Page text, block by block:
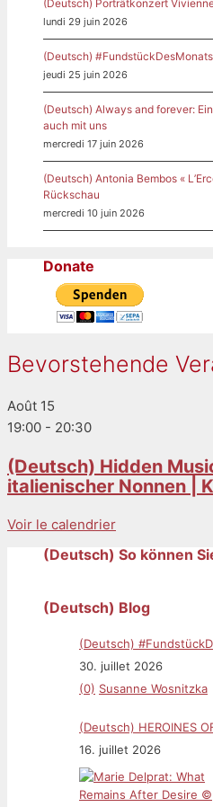
(Deutsch) Porträtkonzert
lundi 29 juin 2026
(Deutsch)
jeudi 25 juin 2026
(Deutsch) Always and forever:
auch mit uns
mercredi 17 juin 2026
(Deutsch) Antonia Bembos «
Rückschau
mercredi 10 juin 2026
Donate
Bevorstehende
Août 15
19:00 - 20:30
(Deutsch) Hidden
italienischer Nonnen |
Voir le calendrier
(Deutsch) So können
(Deutsch) Blog
(Deutsch)
30. juillet 2026
(0) Susanne Wosnitzka
(Deutsch) HEROINES
16. juillet 2026